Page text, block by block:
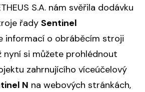
S.A. nám svěřila dodávku
řady Sentinel
informací o obráběcím stroji
nyní si můžete prohlédnout
zahrnujícího víceúčelový
N na webových stránkách,